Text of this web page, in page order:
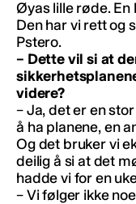
Øyas lille røde. En
Den har vi rett og
Pstero.
– Dette vil si at
videre?
– Ja, det er en
å ha planene, en
Og det bruker vi
deilig å si at det
hadde vi for en
– Vi følger ikke